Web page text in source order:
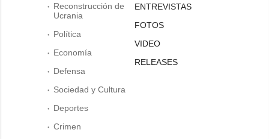
Reconstrucción de
Ucrania
Política
Economía
Defensa
Sociedad y Cultura
Deportes
Crimen
ENTREVISTAS
FOTOS
VIDEO
RELEASES